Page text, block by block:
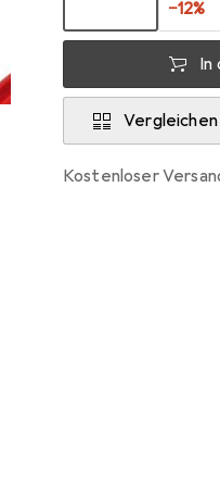
−12%
In
Vergleichen
Kostenloser